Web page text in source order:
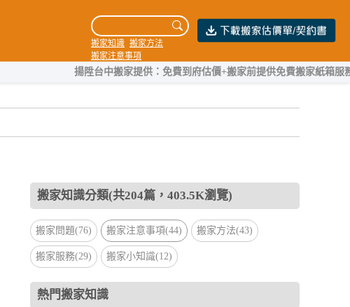
搬家知識 搬家方法
搬家注意事項
揚陞台中搬家提供：免費到府估價+搬家前提供免費搬家紙箱服務，團隊
搬家知識分類(共204篇，403.5K瀏覽)
搬家問題(76) 搬家注意事項(44) 搬家方法(43)
搬家服務(29) 搬家小知識(12)
熱門搬家知識